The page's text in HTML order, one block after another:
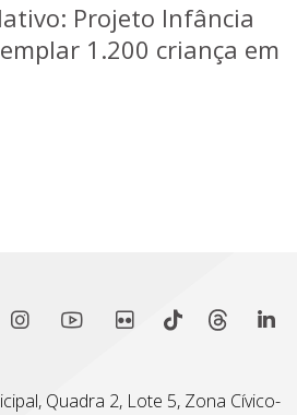
Projeto Infância
1.200 criança em
Quadra 2, Lote 5, Zona Cívico-